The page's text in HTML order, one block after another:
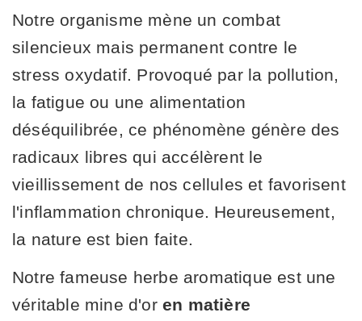
Notre organisme mène un combat
silencieux mais permanent contre le
stress oxydatif. Provoqué par la pollution,
la fatigue ou une alimentation
déséquilibrée, ce phénomène génère des
radicaux libres qui accélèrent le
vieillissement de nos cellules et favorisent
l'inflammation chronique. Heureusement,
la nature est bien faite.
Notre fameuse herbe aromatique est une
véritable mine d'or en matière